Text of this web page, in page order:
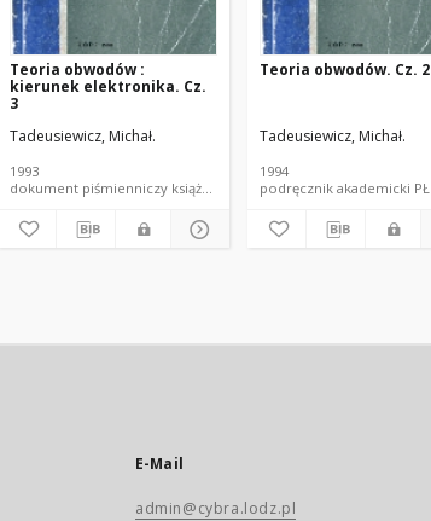
Teoria obwodów :
kierunek elektronika. Cz.
3
Tadeusiewicz, Michał.
1993
dokument piśmienniczy książka skrypt PŁ
Teoria obwodów. Cz. 2
Tadeusiewicz, Michał.
1994
E-Mail
admin@cybra.lodz.pl